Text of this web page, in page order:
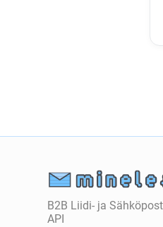
B2B Liidi- ja
API